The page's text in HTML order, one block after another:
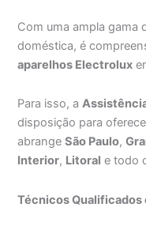
Com uma ampla gama
doméstica, é
aparelhos Electrolux
Para isso, a
disposição para
abrangeSão Paulo,
Interior, Litoral e todo
Técnicos Qualificados